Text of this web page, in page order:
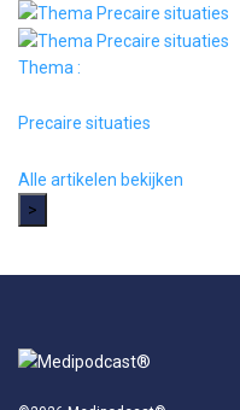
Thema :
Precaire situaties
Alle artikelen bekijken
>